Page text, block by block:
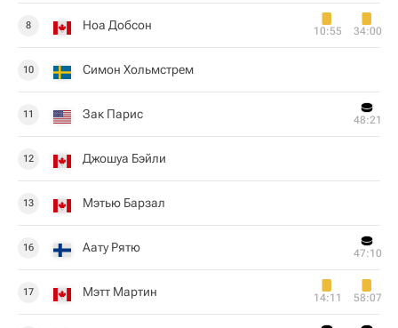
8 Ноа Добсон 10:55 34:00
10 Симон Хольмстрем
11 Зак Парис 48:21
12 Джошуа Бэйли
13 Мэтью Барзал
16 Аату Рятю 47:10
17 Мэтт Мартин 14:11 58:07